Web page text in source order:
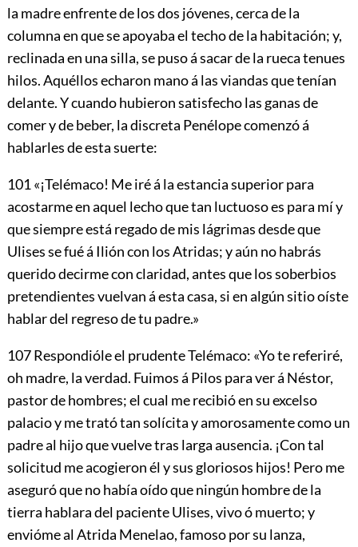
la madre enfrente de los dos jóvenes, cerca de la
columna en que se apoyaba el techo de la habitación; y,
reclinada en una silla, se puso á sacar de la rueca tenues
hilos. Aquéllos echaron mano á las viandas que tenían
delante. Y cuando hubieron satisfecho las ganas de
comer y de beber, la discreta Penélope comenzó á
hablarles de esta suerte:
101«¡Telémaco! Me iré á la estancia superior para
acostarme en aquel lecho que tan luctuoso es para mí y
que siempre está regado de mis lágrimas desde que
Ulises se fué á Ilión con los Atridas; y aún no habrás
querido decirme con claridad, antes que los soberbios
pretendientes vuelvan á esta casa, si en algún sitio oíste
hablar del regreso de tu padre.»
107Respondióle el prudente Telémaco: «Yo te referiré,
oh madre, la verdad. Fuimos á Pilos para ver á Néstor,
pastor de hombres; el cual me recibió en su excelso
palacio y me trató tan solícita y amorosamente como un
padre al hijo que vuelve tras larga ausencia. ¡Con tal
solicitud me acogieron él y sus gloriosos hijos! Pero me
aseguró que no había oído que ningún hombre de la
tierra hablara del paciente Ulises, vivo ó muerto; y
envióme al Atrida Menelao, famoso por su lanza,